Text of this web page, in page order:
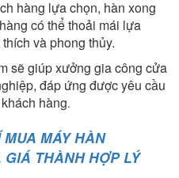
hàng lựa chọn, hàn xong
có thể thoải mái lựa
và phong thủy.
sẽ giúp xưởng gia công cửa
đáp ứng được yêu cầu
hàng.
MUA MÁY HÀN
THÀNH HỢP LÝ